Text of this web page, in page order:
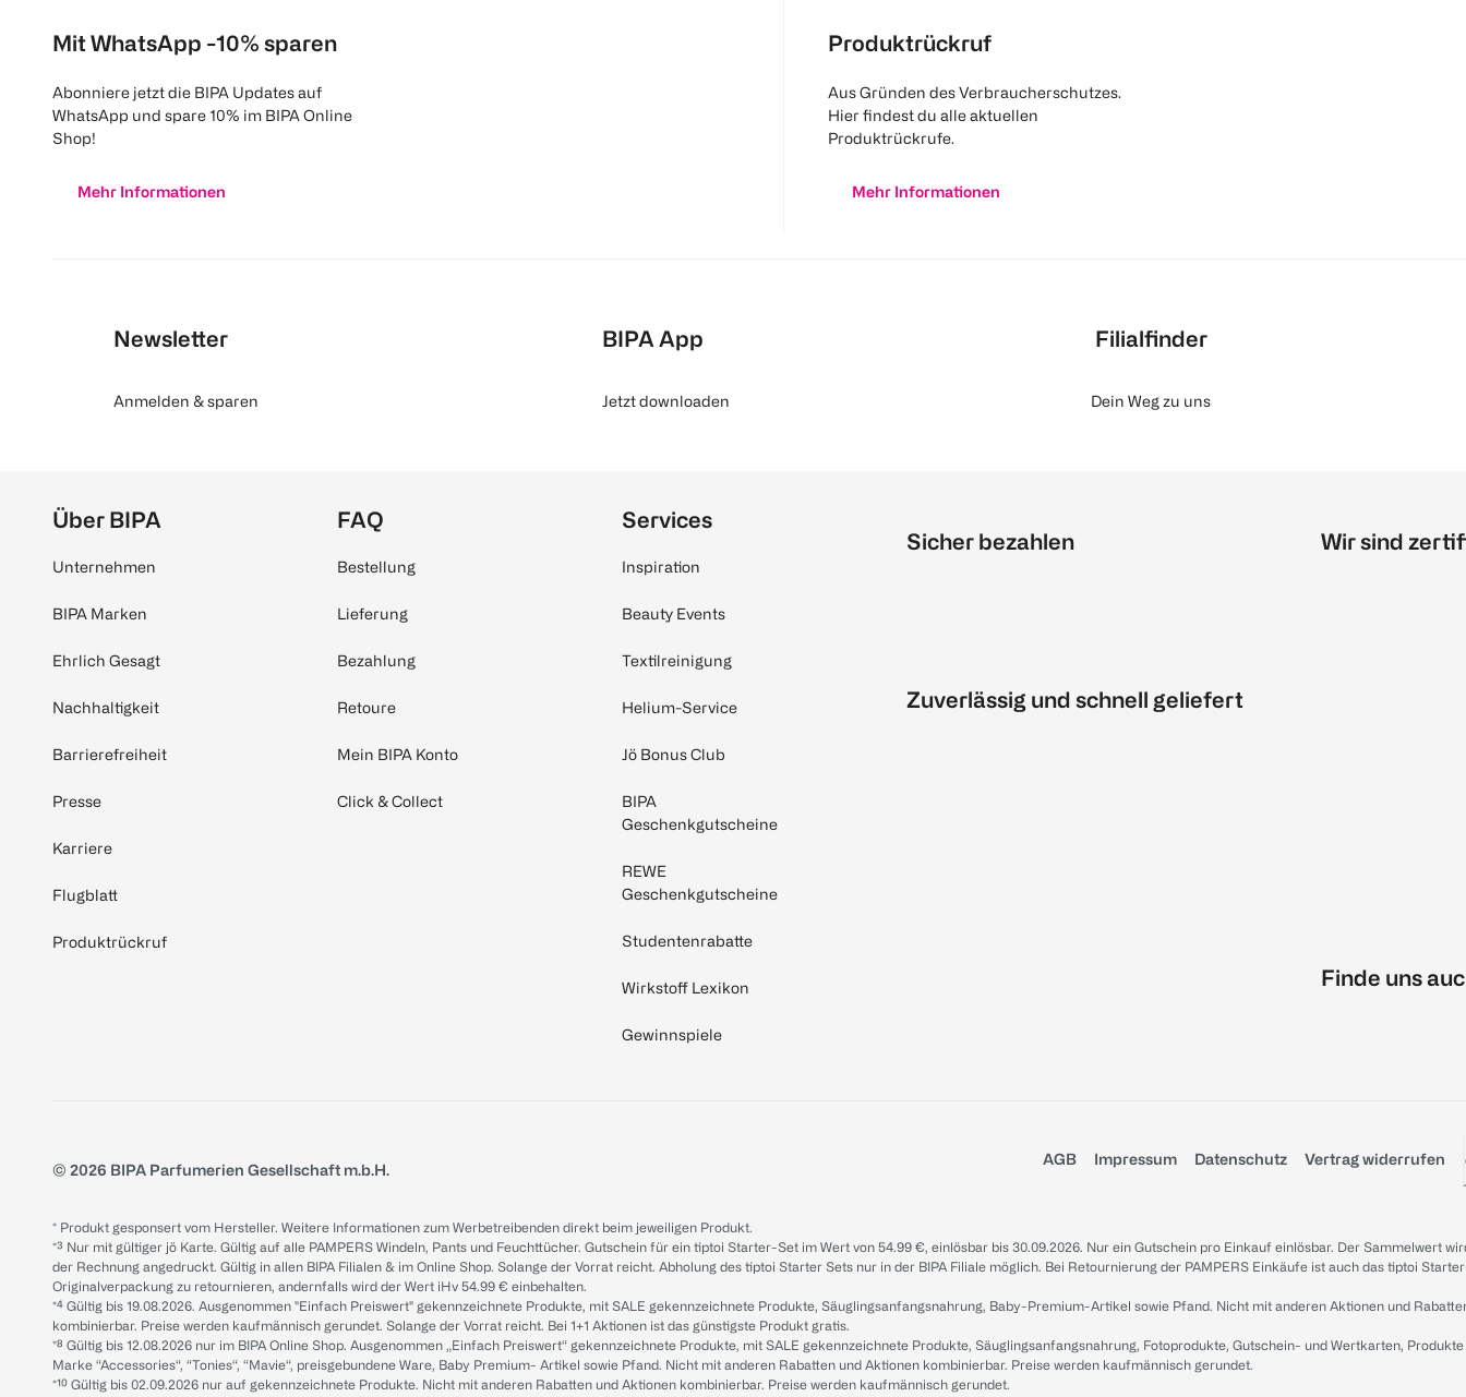
Mit WhatsApp -10% sparen
Abonniere jetzt die BIPA Updates auf
WhatsApp und spare 10% im BIPA Online
Shop!
Mehr Informationen
Produktrückruf
Aus Gründen des Verbraucherschutzes.
Hier findest du alle aktuellen
Produktrückrufe.
Mehr Informationen
Newsletter
Anmelden & sparen
BIPA App
Jetzt downloaden
Filialfinder
Dein Weg zu uns
Über BIPA
Unternehmen
BIPA Marken
Ehrlich Gesagt
Nachhaltigkeit
Barrierefreiheit
Presse
Karriere
Flugblatt
Produktrückruf
FAQ
Bestellung
Lieferung
Bezahlung
Retoure
Mein BIPA Konto
Click & Collect
Services
Inspiration
Beauty Events
Textilreinigung
Helium-Service
Jö Bonus Club
BIPA
Geschenkgutscheine
REWE
Geschenkgutscheine
Studentenrabatte
Wirkstoff Lexikon
Gewinnspiele
Sicher bezahlen
Zuverlässig und schnell geliefert
Wir sind
Finde uns
© 2026 BIPA Parfumerien Gesellschaft m.b.H.
AGB Impressum Datenschutz Vertrag widerrufen
* Produkt gesponsert vom Hersteller. Weitere Informationen zum Werbetreibenden direkt beim jeweiligen Produkt.
*³ Nur mit gültiger jö Karte. Gültig auf alle PAMPERS Windeln, Pants und Feuchttücher. Gutschein für ein tiptoi Starter-Set im Wert von 54.99 €, einlösbar bis 30.09.2026. Nur ein Gutschein pro Einkauf einlösbar. Der Sammelwert
der Rechnung angedruckt. Gültig in allen BIPA Filialen & im Online Shop. Solange der Vorrat reicht. Abholung des tiptoi Starter Sets nur in der BIPA Filiale möglich. Bei Retournierung der PAMPERS Einkäufe ist auch das tiptoi
Originalverpackung zu retournieren, andernfalls wird der Wert iHv 54.99 € einbehalten.
*⁴ Gültig bis 19.08.2026. Ausgenommen "Einfach Preiswert" gekennzeichnete Produkte, mit SALE gekennzeichnete Produkte, Säuglingsanfangsnahrung, Baby-Premium-Artikel sowie Pfand. Nicht mit anderen Aktionen und
kombinierbar. Preise werden kaufmännisch gerundet. Solange der Vorrat reicht. Bei 1+1 Aktionen ist das günstigste Produkt gratis.
*⁸ Gültig bis 12.08.2026 nur im BIPA Online Shop. Ausgenommen „Einfach Preiswert“ gekennzeichnete Produkte, mit SALE gekennzeichnete Produkte, Säuglingsanfangsnahrung, Fotoprodukte, Gutschein- und Wertkarten,
Marke “Accessories“, “Tonies“, “Mavie“, preisgebundene Ware, Baby Premium- Artikel sowie Pfand. Nicht mit anderen Rabatten und Aktionen kombinierbar. Preise werden kaufmännisch gerundet.
*¹⁰ Gültig bis 02.09.2026 nur auf gekennzeichnete Produkte. Nicht mit anderen Rabatten und Aktionen kombinierbar. Preise werden kaufmännisch gerundet.